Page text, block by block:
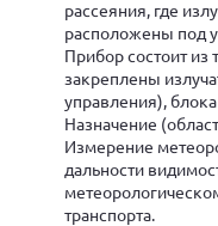
рассеяния, где
расположены под
Прибор состоит из
закреплены
управления),
Назначение
Измерение
дальности
транспорта.